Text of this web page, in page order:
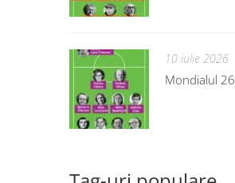
10 iulie 2026
Mondialul